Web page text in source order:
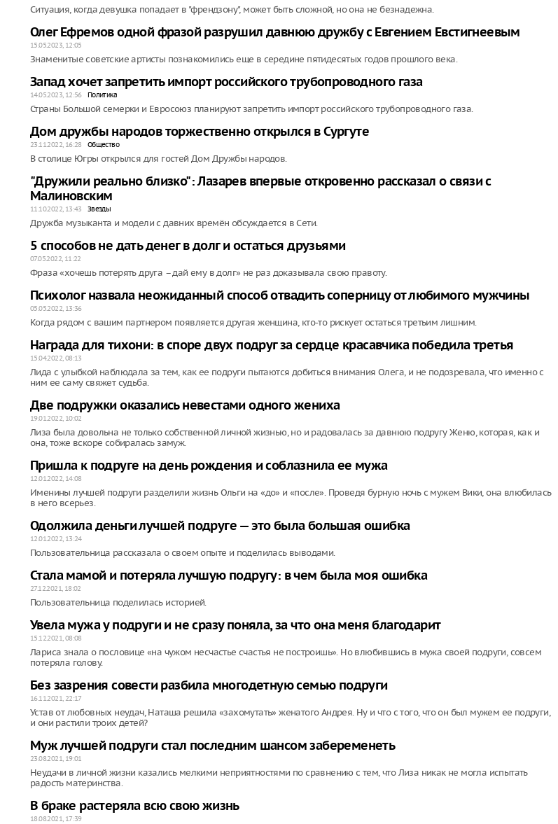
Ситуация, когда девушка попадает в "френдзону", может быть сложной, но она не безнадежна.
Олег Ефремов одной фразой разрушил давнюю дружбу с Евгением Евстигнеевым
15.05.2023, 12:05
Знаменитые советские артисты познакомились еще в середине пятидесятых годов прошлого века.
Запад хочет запретить импорт российского трубопроводного газа
14.05.2023, 12:56 Политика
Страны Большой семерки и Евросоюз планируют запретить импорт российского трубопроводного газа.
Дом дружбы народов торжественно открылся в Сургуте
23.11.2022, 16:28 Общество
В столице Югры открылся для гостей Дом Дружбы народов.
"Дружили реально близко": Лазарев впервые откровенно рассказал о связи с
Малиновским
11.10.2022, 13:43 Звезды
Дружба музыканта и модели с давних времён обсуждается в Сети.
5 способов не дать денег в долг и остаться друзьями
07.05.2022, 11:22
Фраза «хочешь потерять друга – дай ему в долг» не раз доказывала свою правоту.
Психолог назвала неожиданный способ отвадить соперницу от любимого мужчины
05.05.2022, 13:36
Когда рядом с вашим партнером появляется другая женщина, кто-то рискует остаться третьим лишним.
Награда для тихони: в споре двух подруг за сердце красавчика победила третья
15.04.2022, 08:13
Лида с улыбкой наблюдала за тем, как ее подруги пытаются добиться внимания Олега, и не подозревала, что именно с
ним ее саму свяжет судьба.
Две подружки оказались невестами одного жениха
19.01.2022, 10:02
Лиза была довольна не только собственной личной жизнью, но и радовалась за давнюю подругу Женю, которая, как и
она, тоже вскоре собиралась замуж.
Пришла к подруге на день рождения и соблазнила ее мужа
12.01.2022, 14:08
Именины лучшей подруги разделили жизнь Ольги на «до» и «после». Проведя бурную ночь с мужем Вики, она влюбилась
в него всерьез.
Одолжила деньги лучшей подруге — это была большая ошибка
12.01.2022, 13:24
Пользовательница рассказала о своем опыте и поделилась выводами.
Стала мамой и потеряла лучшую подругу: в чем была моя ошибка
27.12.2021, 18:02
Пользовательница поделилась историей.
Увела мужа у подруги и не сразу поняла, за что она меня благодарит
15.12.2021, 08:08
Лариса знала о пословице «на чужом несчастье счастья не построишь». Но влюбившись в мужа своей подруги, совсем
потеряла голову.
Без зазрения совести разбила многодетную семью подруги
16.11.2021, 22:17
Устав от любовных неудач, Наташа решила «захомутать» женатого Андрея. Ну и что с того, что он был мужем ее подруги,
и они растили троих детей?
Муж лучшей подруги стал последним шансом забеременеть
23.08.2021, 19:01
Неудачи в личной жизни казались мелкими неприятностями по сравнению с тем, что Лиза никак не могла испытать
радость материнства.
В браке растеряла всю свою жизнь
18.08.2021, 17:39